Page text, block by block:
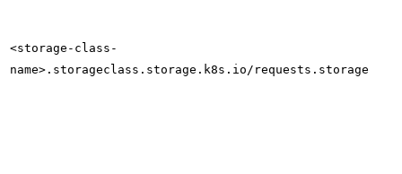
<storage-class-
name>.storageclass.storage.k8s.io/requests.storage